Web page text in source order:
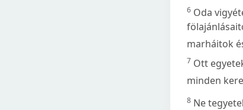
6 Oda
marháitok
7 Ott
minden
8 Ne